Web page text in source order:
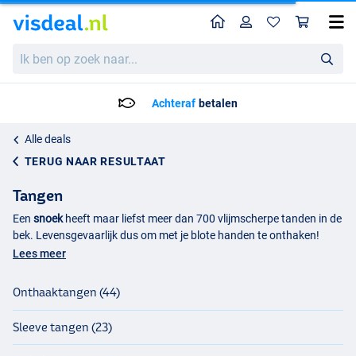
ben
HomeProfiel
Vandaag besteld, maandag in huis!*
Alle deals
TERUG NAAR RESULTAAT
Tangen
Een snoekheeft maar liefst meer dan 700 vlijmscherpe tanden in de
bek. Levensgevaarlijk dus om met je blote handen te onthaken!
Daarom zijn er verschillen soorten vistangen op de markt, elk met
onthaaktang
voor het onthaken van roofvissen met scherpe
tanden, de kniptang voor het doorknippen van haken en lijnen, een
sleevetangdie onmisbaar is bij het maken van je eigen onderlijnen
Lees meer
Onthaaktangen (44)
Sleeve tangen (23)